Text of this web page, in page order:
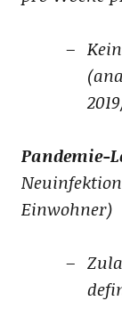
Pandemie-
Einwohner)